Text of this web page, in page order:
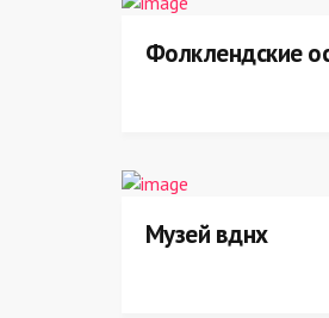
Фолклендские
Музей вднх